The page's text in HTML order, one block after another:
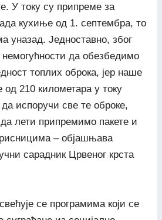
У току су припреме за
кухиње од 1. септембра, то
уназад. Једноставно, због
да обезбедимо
топлих оброка, јер наше
210 километара у току
да испоручи све те оброке,
лети припремимо пакете и
– објашњава
сарадник Црвеног крста
се програмима који се